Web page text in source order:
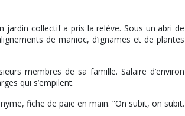
collectif a pris la relève. Sous un abri de
de manioc, d’ignames et de plantes
membres de sa famille. Salaire d’environ
qui s’empilent.
fiche de paie en main. “On subit, on subit.